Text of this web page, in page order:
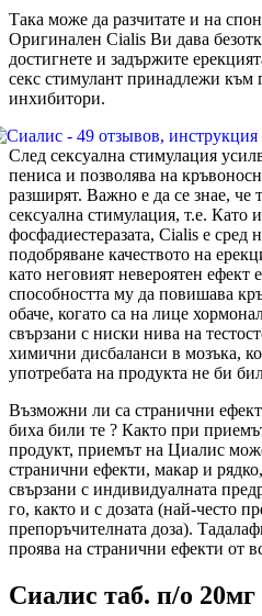
Така може да разчитате и на
Оригинален Cialis Ви дава
достигнете и задържите
секс стимулант принадлежи към
инхибитори.
След сексуална стимулация
пениса и позволява на
разширят. Важно е да се знае, че
сексуална стимулация, т.е. Като
фосфадиестеразата, Cialis е сред
подобряване качеството на
като неговият невероятен ефект
способността му да повишава
обаче, когато са на лице
свързани с ниски нива на
химични дисбаланси в мозъка,
употребата на продукта не би
Възможни ли са странични
биха били те ? Както при
продукт, приемът на Циалис
странични ефекти, макар и
свързани с индивидуалната
го, както и с дозата (най-често
препоръчителната доза).
проява на странични ефекти от
Сиалис таб. п/о